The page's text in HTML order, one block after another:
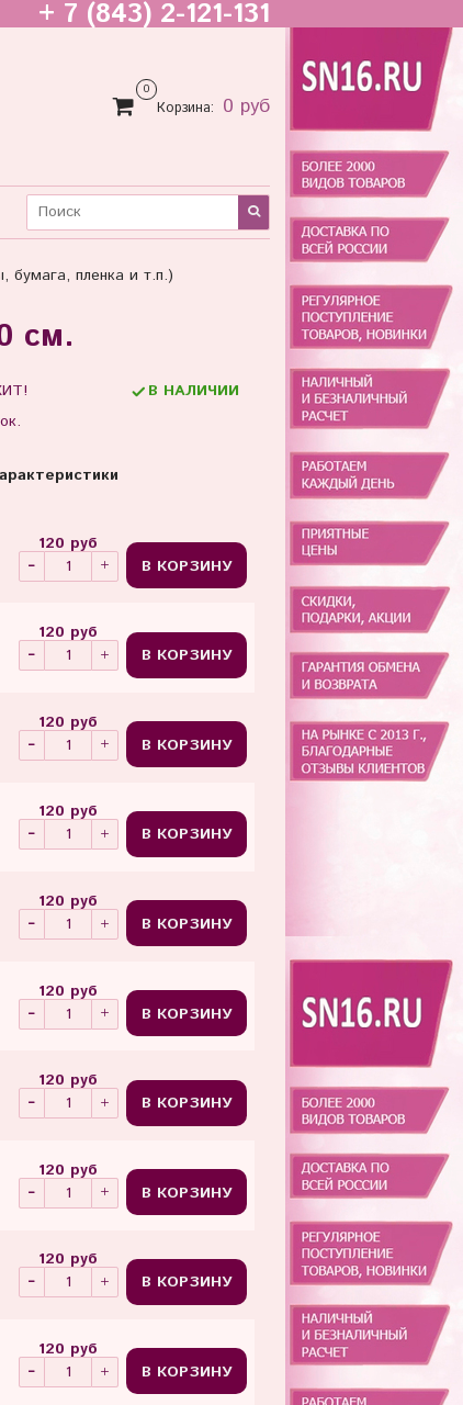
+ 7 (843) 2-121-131
0
Корзина: 0 руб
бумага, пленка и т.п.)
см.
В НАЛИЧИИ
120 руб
В КОРЗИНУ
120 руб
В КОРЗИНУ
120 руб
В КОРЗИНУ
120 руб
В КОРЗИНУ
120 руб
В КОРЗИНУ
120 руб
В КОРЗИНУ
120 руб
В КОРЗИНУ
120 руб
В КОРЗИНУ
120 руб
В КОРЗИНУ
120 руб
В КОРЗИНУ